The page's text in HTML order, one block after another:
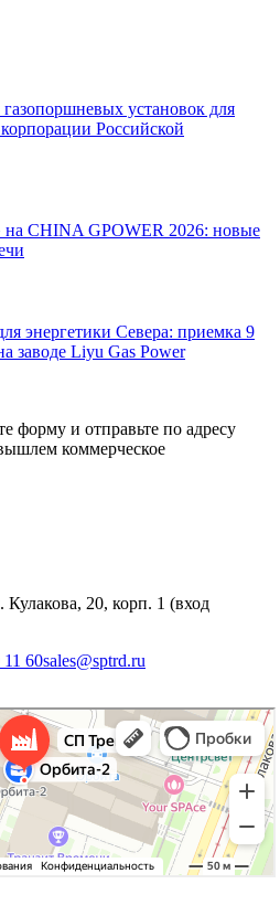
установок для
Российской
CHINA GPOWER 2026: новые
энергетики Севера: приемка 9
заводе Liyu Gas Power
форму и отправьте по адресу
коммерческое
20, корп. 1 (вход
60sales@sptrd.ru